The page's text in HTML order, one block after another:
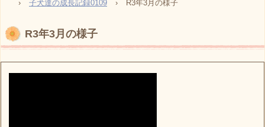
› 子犬達の成長記録0109 › R3年3月の様子
R3年3月の様子